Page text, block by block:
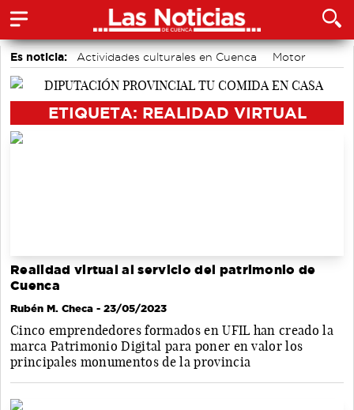
Es noticia: Actividades culturales en Cuenca
Motor
Auditorio de Cuenca
ETIQUETA: REALIDAD VIRTUAL
Realidad virtual al servicio del patrimonio de
Cuenca
Rubén M. Checa - 23/05/2023
Cinco emprendedores formados en UFIL han creado la
marca Patrimonio Digital para poner en valor los
principales monumentos de la provincia